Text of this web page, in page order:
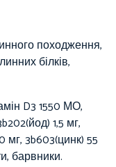
походження,
білків,
D3 1550 МО,
1,5 мг,
мг, 3b603(цинк) 55
барвники.